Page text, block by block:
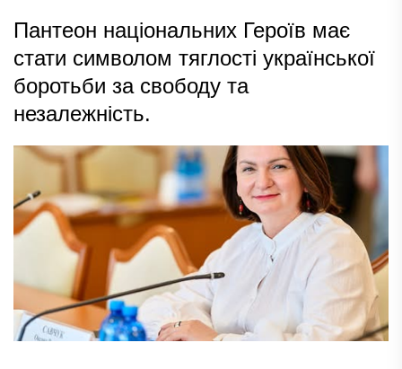
Пантеон національних Героїв має
стати символом тяглості української
боротьби за свободу та
незалежність.